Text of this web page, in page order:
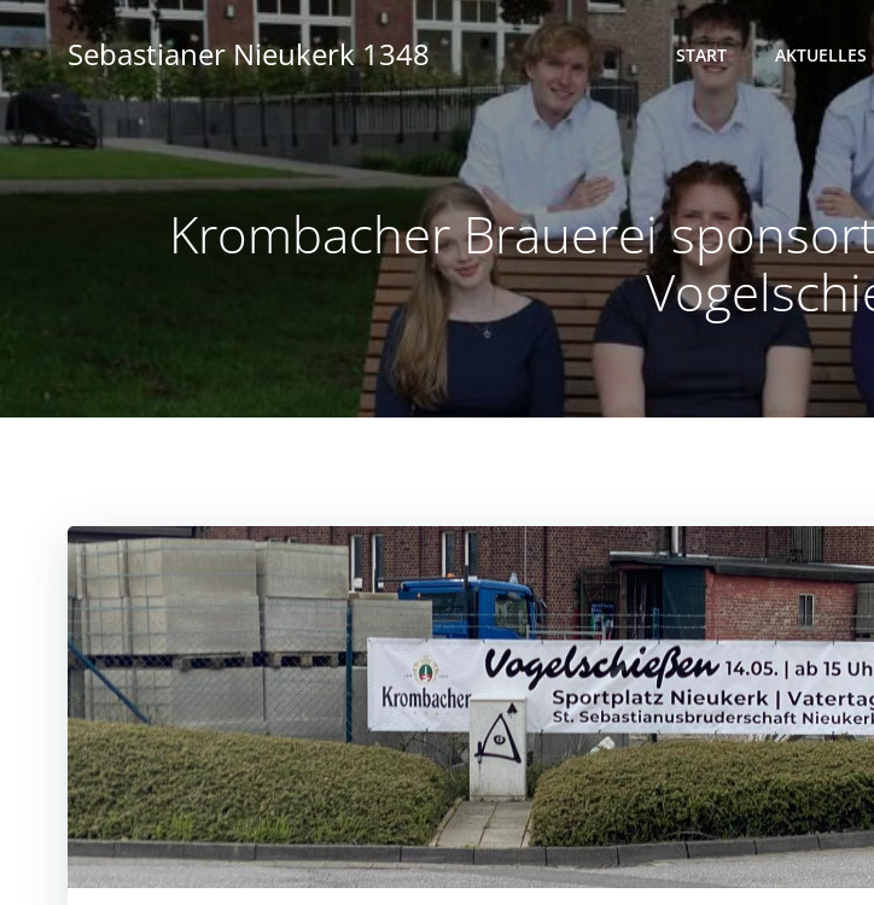
Zum
Inhalt
springenSebastianer Nieukerk 1348 START AKTUELLES
Krombacher Brauerei